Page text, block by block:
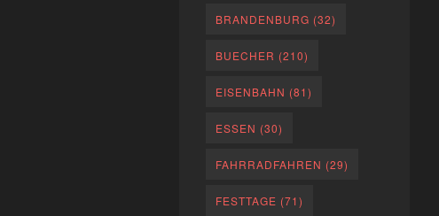
BRANDENBURG (32)
BUECHER (210)
EISENBAHN (81)
ESSEN (30)
FAHRRADFAHREN (29)
FESTTAGE (71)